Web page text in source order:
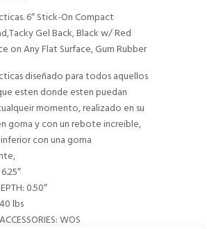
6″ Stick-On Compact
Gel Back, Black w/ Red
on Any Flat Surface, Gum Rubber
diseñado para todos aquellos
esten donde esten puedan
momento, realizado en su
goma y con un rebote increible,
con una goma
0.50″
lbs
WOS